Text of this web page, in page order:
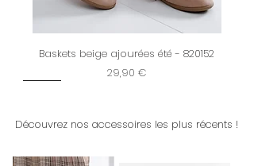
Baskets beige ajourées été - 820152
Prix
29,90 €
Découvrez nos accessoires les plus récents !